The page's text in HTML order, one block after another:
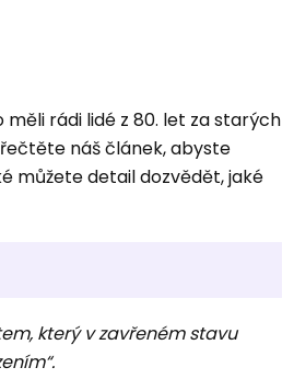
rádi lidé z 80. let za starých
náš článek, abyste
můžete detail dozvědět, jaké
který v zavřeném stavu